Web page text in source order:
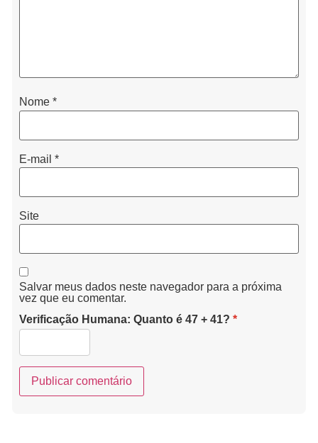
Nome *
E-mail *
Site
Salvar meus dados neste navegador para a próxima
vez que eu comentar.
Verificação Humana: Quanto é 47 + 41? *